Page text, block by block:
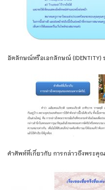
อัตลักษณ์หรือเอกลักษณ์ (IDENTITY)
คําศัพท์ที่เกี่ยวกับ การกล่าวถึงพระคุ